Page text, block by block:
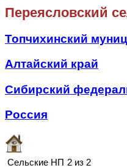
Переясловский
Топчихинский
Алтайский край
Сибирский
Россия
Сельские НП 2 из 2